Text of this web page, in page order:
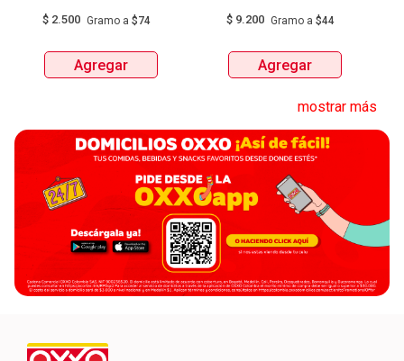
$ 2.500 Gramo a $74
Agregar
$ 9.200 Gramo a $44
Agregar
mostrar más